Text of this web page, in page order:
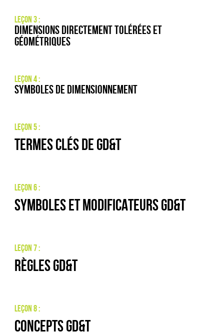
Leçon 3 :
Dimensions directement tolérées et
géométriques
Leçon 4 :
Symboles de dimensionnement
Leçon 5 :
Termes clés de GD&T
Leçon 6 :
Symboles et modificateurs GD&T
Leçon 7 :
Règles GD&T
Leçon 8 :
Concepts GD&T